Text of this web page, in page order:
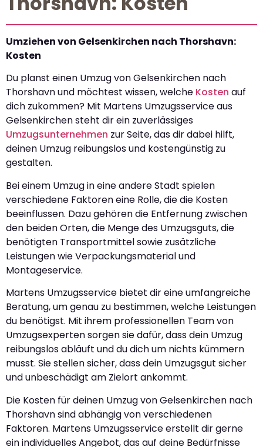
Umziehen von Gelsenkirchen nach Thorshavn:
Kosten
Du planst einen Umzug von Gelsenkirchen nach
Thorshavn und möchtest wissen, welche Kosten auf
dich zukommen? Mit Martens Umzugsservice aus
Gelsenkirchen steht dir ein zuverlässiges
Umzugsunternehmen zur Seite, das dir dabei hilft,
deinen Umzug reibungslos und kostengünstig zu
gestalten.
Bei einem Umzug in eine andere Stadt spielen
verschiedene Faktoren eine Rolle, die die Kosten
beeinflussen. Dazu gehören die Entfernung zwischen
den beiden Orten, die Menge des Umzugsguts, die
benötigten Transportmittel sowie zusätzliche
Leistungen wie Verpackungsmaterial und
Montageservice.
Martens Umzugsservice bietet dir eine umfangreiche
Beratung, um genau zu bestimmen, welche Leistungen
du benötigst. Mit ihrem professionellen Team von
Umzugsexperten sorgen sie dafür, dass dein Umzug
reibungslos abläuft und du dich um nichts kümmern
musst. Sie stellen sicher, dass dein Umzugsgut sicher
und unbeschädigt am Zielort ankommt.
Die Kosten für deinen Umzug von Gelsenkirchen nach
Thorshavn sind abhängig von verschiedenen
Faktoren. Martens Umzugsservice erstellt dir gerne
ein individuelles Angebot, das auf deine Bedürfnisse